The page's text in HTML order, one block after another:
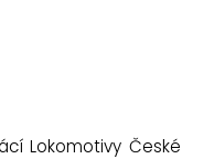
Lokomotivy České